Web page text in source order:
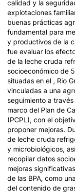
calidad y la
explotaciones
buenas prácticas
fundamental para
y productivos de la
fue evaluar los
de la leche cruda
socioeconómico de
situadas en el , Rio
vinculadas a una
seguimiento a
marco del Plan de
(PCPL), con el
proponer mejoras.
de leche cruda
y microbiológicos,
recopilar datos
mejoras
de las BPA, como
del contenido de